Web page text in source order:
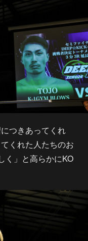
つきあってくれ
くれた人たちのお
く」と高らかにKO